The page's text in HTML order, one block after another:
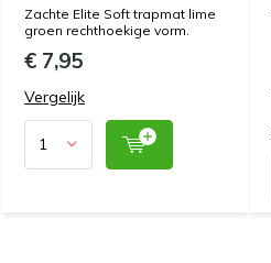
Zachte Elite Soft trapmat lime
groen rechthoekige vorm.
€ 7,95
Vergelijk